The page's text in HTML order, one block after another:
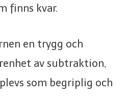
finns kvar.
en trygg och
av subtraktion,
som begriplig och